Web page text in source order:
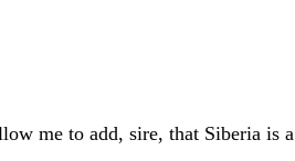
me to add, sire, that Siberia is a